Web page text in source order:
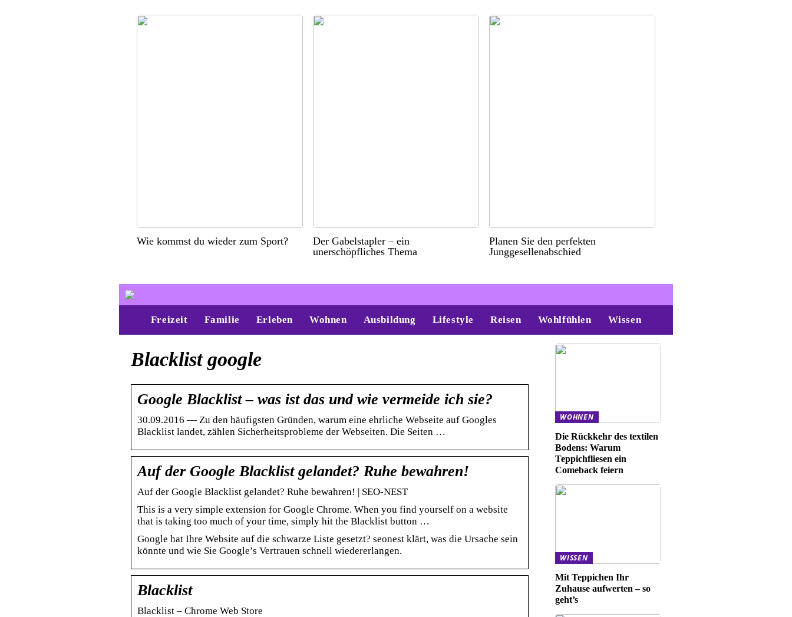
Wie kommst du wieder zum Sport?
Der Gabelstapler – ein
unerschöpfliches Thema
Planen Sie den perfekten
Junggesellenabschied
Freizeit Familie Erleben Wohnen Ausbildung Lifestyle Reisen Wohlfühlen Wissen
Blacklist google
Google Blacklist – was ist das und wie vermeide ich sie?
30.09.2016 — Zu den häufigsten Gründen, warum eine ehrliche Webseite auf Googles
Blacklist landet, zählen Sicherheitsprobleme der Webseiten. Die Seiten …
Auf der Google Blacklist gelandet? Ruhe bewahren!
Auf der Google Blacklist gelandet? Ruhe bewahren! | SEO-NEST
This is a very simple extension for Google Chrome. When you find yourself on a website
that is taking too much of your time, simply hit the Blacklist button …
Google hat Ihre Website auf die schwarze Liste gesetzt? seonest klärt, was die Ursache sein
könnte und wie Sie Google’s Vertrauen schnell wiedererlangen.
Blacklist
Blacklist – Chrome Web Store
WOHNEN
Die Rückkehr des textilen
Bodens: Warum
Teppichfliesen ein
Comeback feiern
WISSEN
Mit Teppichen Ihr
Zuhause aufwerten – so
geht’s